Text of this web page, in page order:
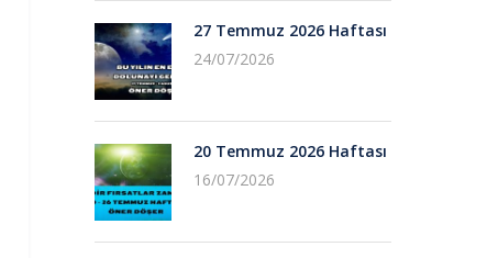
27 Temmuz 2026 Haftası
24/07/2026
20 Temmuz 2026 Haftası
16/07/2026